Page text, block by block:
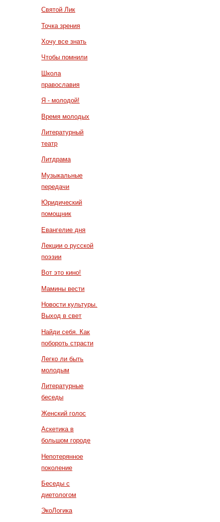
Святой Лик
Точка зрения
Хочу все знать
Чтобы помнили
Школа
православия
Я - молодой!
Время молодых
Литературный
театр
Литдрама
Музыкальные
передачи
Юридический
помощник
Евангелие дня
Лекции о русской
поэзии
Вот это кино!
Мамины вести
Новости культуры.
Выход в свет
Найди себя. Как
побороть страсти
Легко ли быть
молодым
Литературные
беседы
Женский голос
Аскетика в
большом городе
Непотерянное
поколение
Беседы с
диетологом
ЭкоЛогика